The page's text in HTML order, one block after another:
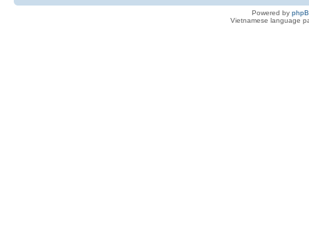
Powered by
Vietnamese language